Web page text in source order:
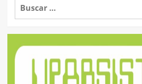
Buscar: